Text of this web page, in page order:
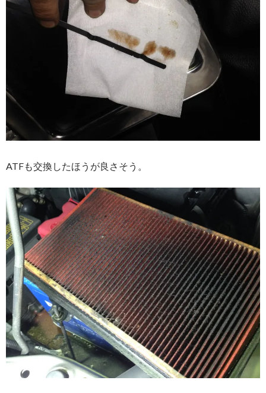
ATFも交換したほうが良さそう。